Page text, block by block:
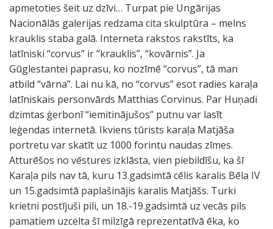
apmetoties šeit uz dzīvi… Turpat pie Ungārijas
Nacionālās galerijas redzama cita skulptūra – melns
krauklis staba galā. Interneta rakstos rakstīts, ka
latīniski “corvus” ir “krauklis”, “kovārnis”. Ja
Gūglestantei paprasu, ko nozīmē “corvus”, tā man
atbild “vārna”. Lai nu kā, no “corvus” esot radies karaļa
latīniskais personvārds Matthias Corvinus. Par Huņadi
dzimtas ģerbonī “iemitinājušos” putnu var lasīt
leģendas internetā. Ikviens tūrists karaļa Matjāša
portretu var skatīt uz 1000 forintu naudas zīmes.
Atturēšos no vēstures izklāsta, vien piebildīšu, ka šī
Karaļa pils nav tā, kuru 13.gadsimtā cēlis karalis Bēla IV
un 15.gadsimtā paplašinājis karalis Matjāšs. Turki
krietni postījuši pili, un 18.-19.gadsimtā uz vecās pils
pamatiem uzcelta šī milzīgā reprezentatīvā ēka, ko